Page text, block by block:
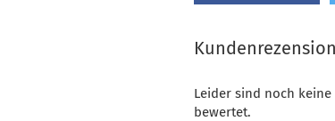
Leider sind noch
bewertet.